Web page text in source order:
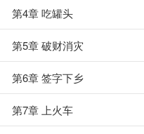
第4章 吃罐头
第5章 破财消灾
第6章 签字下乡
第7章 上火车